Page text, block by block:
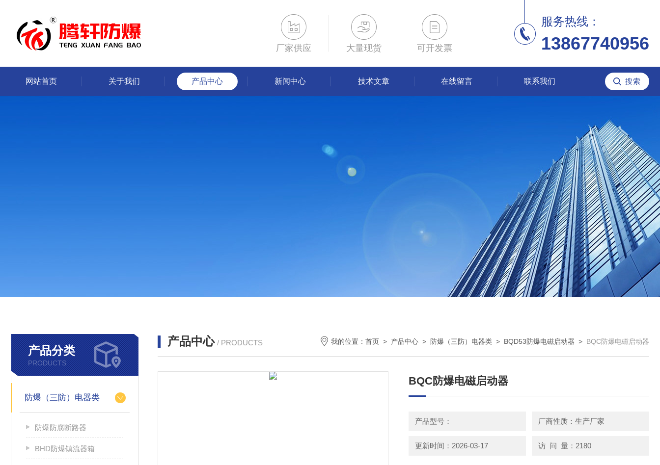
厂家供应 大量现货 可开发票
服务热线：
13867740956
网站首页 关于我们 产品中心 新闻中心 技术文章 在线留言 联系我们
产品分类
PRODUCTS
防爆（三防）电器类
防爆防腐断路器
BHD防爆镇流器箱
产品中心 / PRODUCTS 我的位置： 首页 > 产品中心 > 防爆（三防）电器类 > BQD53防爆电磁启动器 > BQC防爆电磁启动器
BQC防爆电磁启动器
产品型号： 厂商性质：生产厂家
更新时间：2026-03-17 访 问 量：2180